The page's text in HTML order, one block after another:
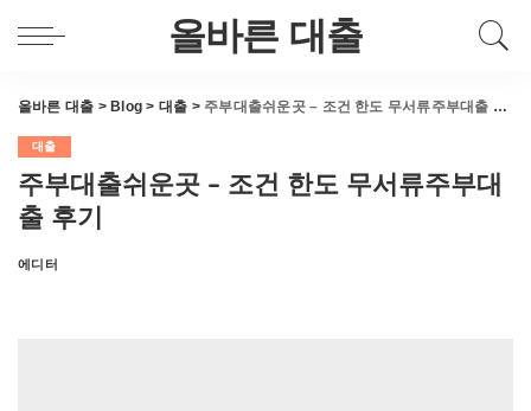
올바른 대출
올바른 대출 > Blog > 대출 > 주부대출쉬운곳 – 조건 한도 무서류주부대출 후기
대출
주부대출쉬운곳 – 조건 한도 무서류주부대
출 후기
Posted
에디터